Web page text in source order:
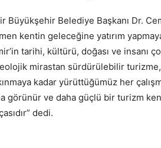
Büyükşehir Belediye Başkanı Dr.
kentin geleceğine yatırım
tarihi, kültürü, doğası ve insanı
mirastan sürdürülebilir turizme,
kadar yürüttüğümüz her
görünür ve daha güçlü bir turizm
dedi.